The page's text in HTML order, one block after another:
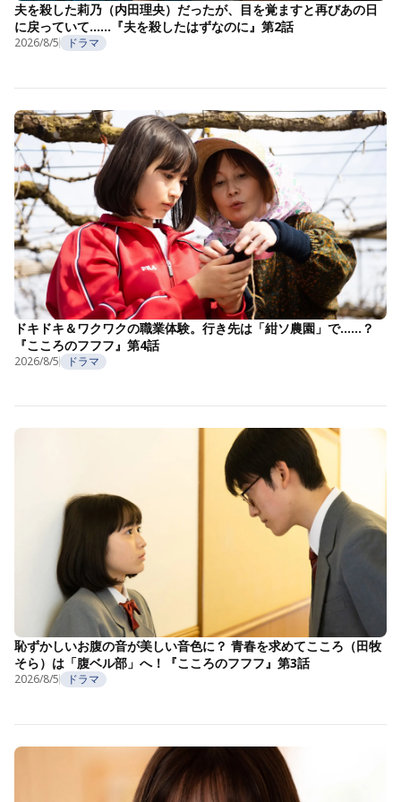
夫を殺した莉乃（内田理央）だったが、目を覚ますと再びあの日
に戻っていて……『夫を殺したはずなのに』第2話
2026/8/5 ドラマ
ドキドキ＆ワクワクの職業体験。行き先は「紺ソ農園」で……？
『こころのフフフ』第4話
2026/8/5 ドラマ
恥ずかしいお腹の音が美しい音色に？ 青春を求めてこころ（田牧
そら）は「腹ベル部」へ！『こころのフフフ』第3話
2026/8/5 ドラマ